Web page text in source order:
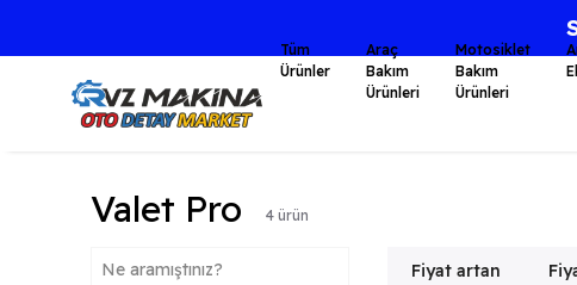
Tüm
Ürünler
Araç
Bakım
Ürünleri
Motosiklet
Bakım
Ürünleri
Valet Pro 4 ürün
Fiyat artan